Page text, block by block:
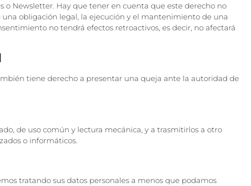
o Newsletter. Hay que tener en cuenta que este derecho no
obligación legal, la ejecución y el mantenimiento de una
no tendrá efectos retroactivos, es decir, no afectará
tiene derecho a presentar una queja ante la autoridad de
de uso común y lectura mecánica, y a trasmitirlos a otro
o informáticos.
tratando sus datos personales a menos que podamos